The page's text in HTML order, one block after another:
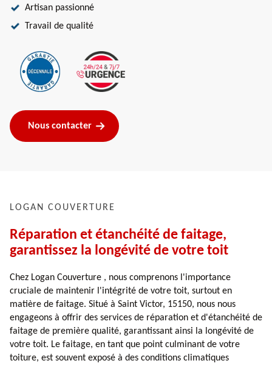
Artisan passionné
Travail de qualité
Nous contacter
LOGAN COUVERTURE
Réparation et étanchéité de faitage,
garantissez la longévité de votre toit
Chez Logan Couverture , nous comprenons l'importance
cruciale de maintenir l'intégrité de votre toit, surtout en
matière de faitage. Situé à Saint Victor, 15150, nous nous
engageons à offrir des services de réparation et d'étanchéité de
faitage de première qualité, garantissant ainsi la longévité de
votre toit. Le faitage, en tant que point culminant de votre
toiture, est souvent exposé à des conditions climatiques